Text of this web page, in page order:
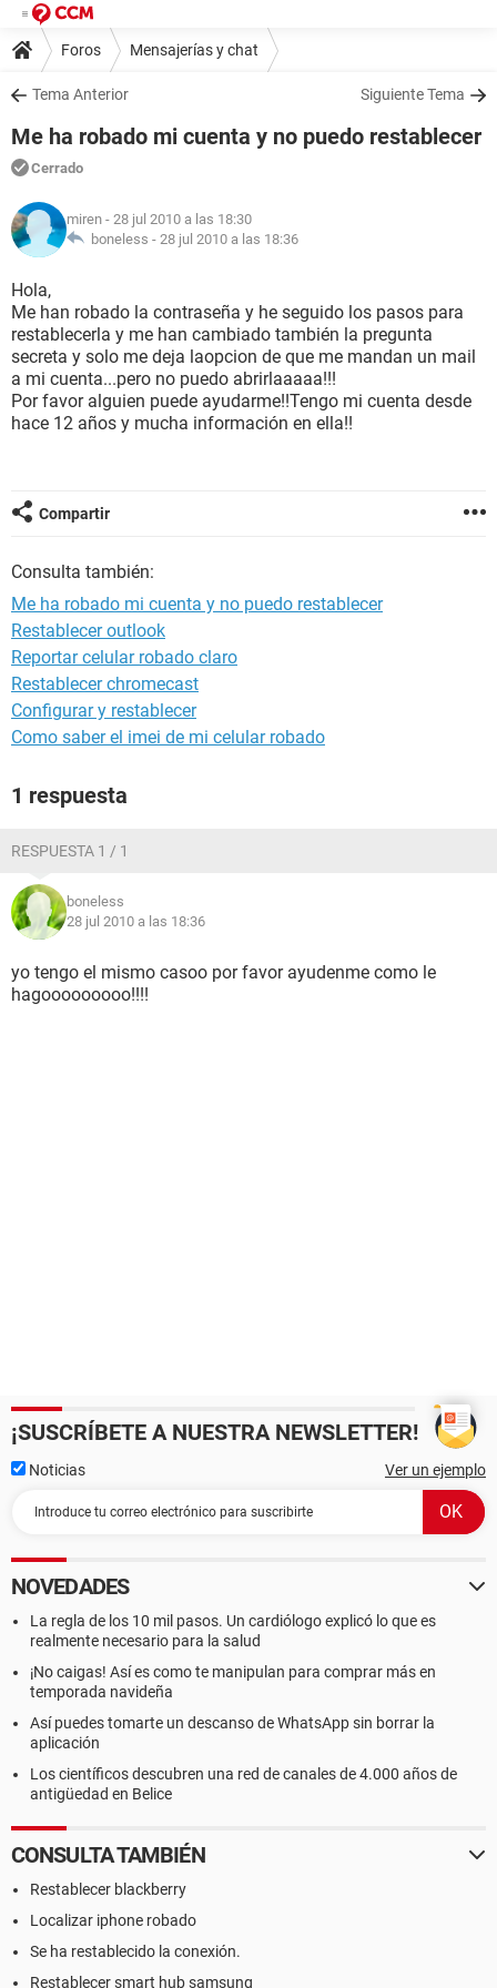
Foros Mensajerías y chat
Tema Anterior Siguiente Tema
Me ha robado mi cuenta y no puedo restablecer
Cerrado
miren - 28 jul 2010 a las 18:30
boneless - 28 jul 2010 a las 18:36
Hola,
Me han robado la contraseña y he seguido los pasos para
restablecerla y me han cambiado también la pregunta
secreta y solo me deja laopcion de que me mandan un mail
a mi cuenta...pero no puedo abrirlaaaaa!!!
Por favor alguien puede ayudarme!!Tengo mi cuenta desde
hace 12 años y mucha información en ella!!
Compartir
Consulta también:
Me ha robado mi cuenta y no puedo restablecer
Restablecer outlook
Reportar celular robado claro
Restablecer chromecast
Configurar y restablecer
Como saber el imei de mi celular robado
1 respuesta
RESPUESTA 1 / 1
boneless
28 jul 2010 a las 18:36
yo tengo el mismo casoo por favor ayudenme como le
hagooooooooo!!!!
¡SUSCRÍBETE A NUESTRA NEWSLETTER!
Noticias Ver un ejemplo
NOVEDADES
La regla de los 10 mil pasos. Un cardiólogo explicó lo que es
realmente necesario para la salud
¡No caigas! Así es como te manipulan para comprar más en
temporada navideña
Así puedes tomarte un descanso de WhatsApp sin borrar la
aplicación
Los científicos descubren una red de canales de 4.000 años de
antigüedad en Belice
CONSULTA TAMBIÉN
Restablecer blackberry
Localizar iphone robado
Se ha restablecido la conexión.
Restablecer smart hub samsung